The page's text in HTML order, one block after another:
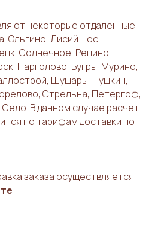
некоторые отдаленные
Ольгино, Лисий Нос,
Солнечное, Репино,
Парголово, Бугры, Мурино,
Шушары, Пушкин,
Стрельна, Петергоф,
В данном случае расчет
по тарифам доставки по
заказа осуществляется